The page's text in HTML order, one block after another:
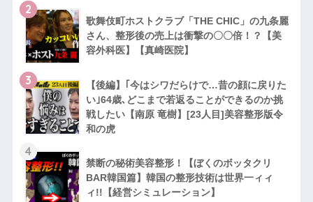
2
歌舞伎町ホストクラブ「THE CHIC」の九条麗
さん、整形後の売上は衝撃の〇〇倍！？【美
容外科医】【真崎医院】
3
【後編】｢今はシワだらけで…昔の顔に戻りた
い｣64歳､どこまで若返ることができるのか挑
戦したい【南原 竜樹】[23人目]美容整形版令
和の虎
4
禁断の秘術美容整形！【ぼくのボッタクリ
BAR韓国篇】韓国の整形技術は世界一ィィ
ィ!!【経営シミュレーション】